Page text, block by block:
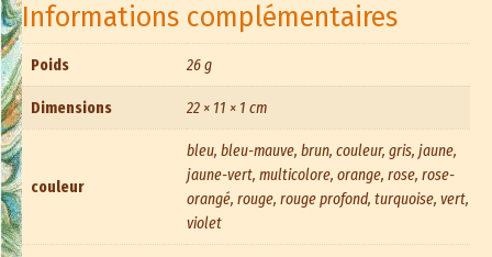
Informations complémentaires
Poids 26 g
Dimensions 22 × 11 × 1 cm
couleur
bleu, bleu-mauve, brun, couleur, gris, jaune,
jaune-vert, multicolore, orange, rose, rose-
orangé, rouge, rouge profond, turquoise, vert,
violet